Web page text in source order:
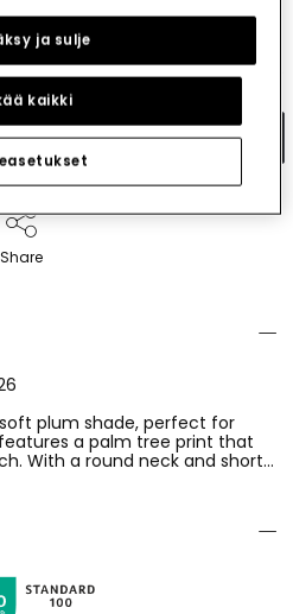
shirt
to cart
Share
plum shade, perfect for
a palm tree print that
With a round neck and short
seasons. Available in sizes
girls' growth. Its cotton fabric
ensuring a soft feel against
that can be paired with a skirt or
kaikki
ja sulje